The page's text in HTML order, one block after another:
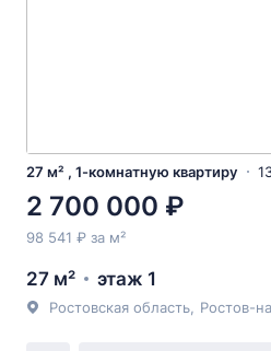
27 м² , 1-комнатную квартиру
2 700 000 ₽
98 541 ₽ за м²
27 м² этаж 1
Ростовская область Ростов-